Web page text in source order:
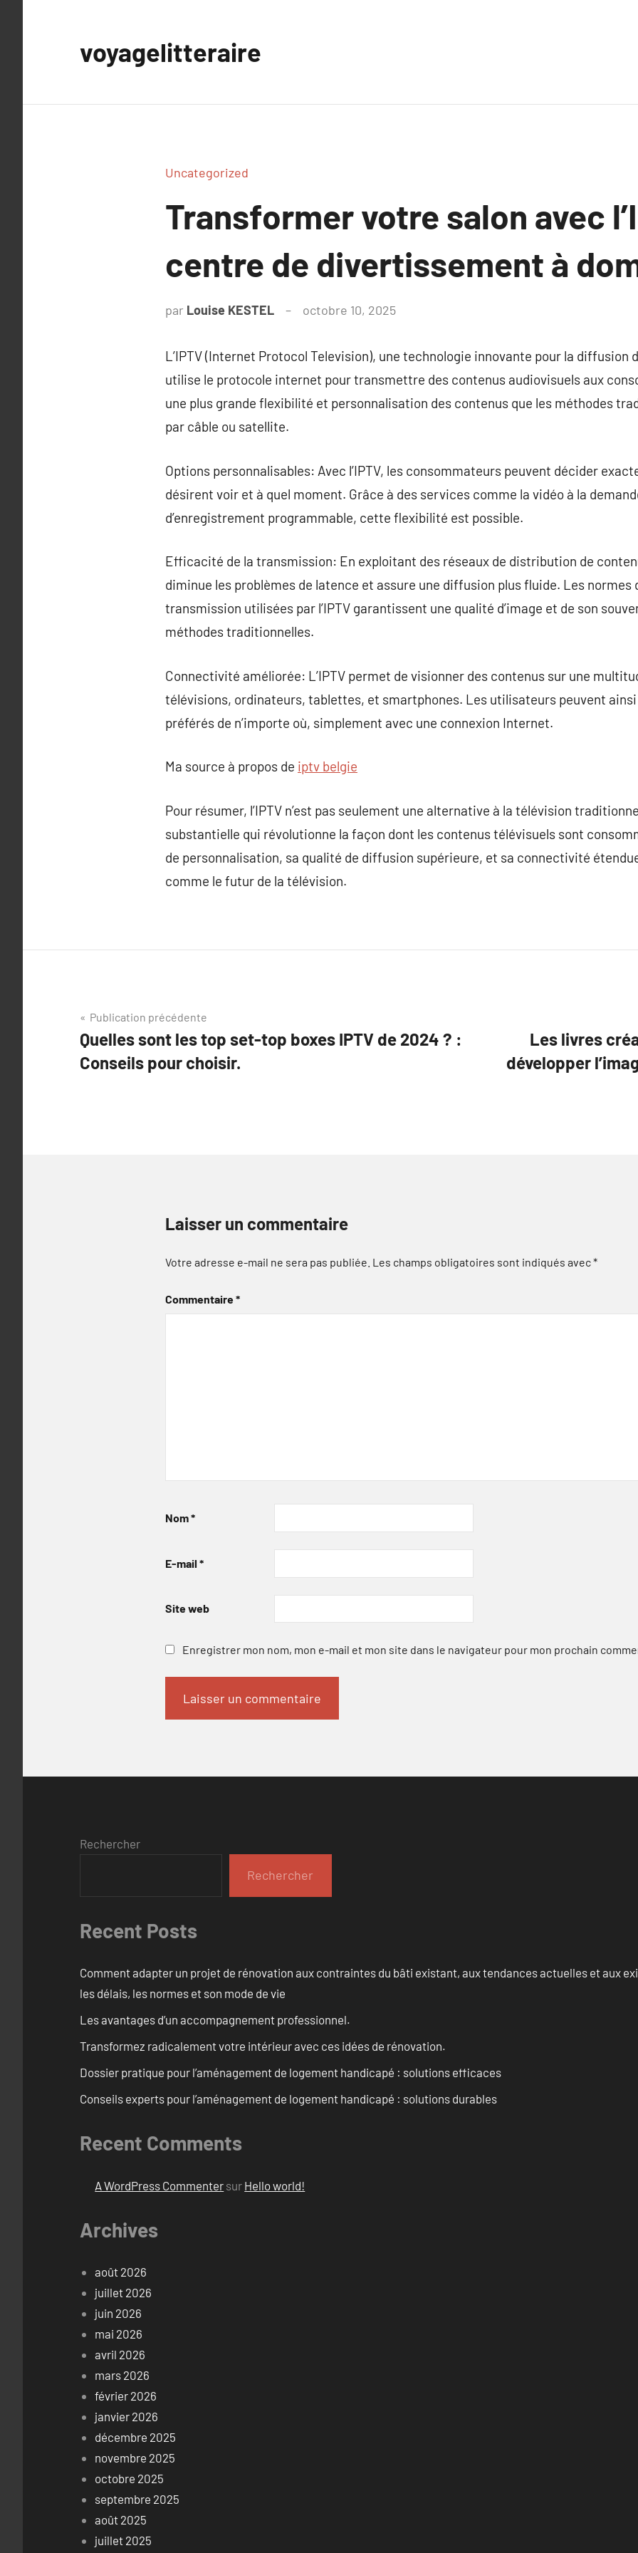
voyagelitteraire
Uncategorized
Transformer votre salon avec
centre de divertissement à
par Louise KESTEL octobre 10, 2025
L’IPTV (Internet Protocol Television), une technologie innovante pour la diffusion
utilise le protocole internet pour transmettre des contenus audiovisuels aux
une plus grande flexibilité et personnalisation des contenus que les méthodes
par câble ou satellite.
Options personnalisables: Avec l’IPTV, les consommateurs peuvent décider
désirent voir et à quel moment. Grâce à des services comme la vidéo à la
d’enregistrement programmable, cette flexibilité est possible.
Efficacité de la transmission: En exploitant des réseaux de distribution de
diminue les problèmes de latence et assure une diffusion plus fluide. Les normes
transmission utilisées par l’IPTV garantissent une qualité d’image et de son
méthodes traditionnelles.
Connectivité améliorée: L’IPTV permet de visionner des contenus sur une
télévisions, ordinateurs, tablettes, et smartphones. Les utilisateurs peuvent
préférés de n’importe où, simplement avec une connexion Internet.
Ma source à propos de iptv belgie
Pour résumer, l’IPTV n’est pas seulement une alternative à la télévision
substantielle qui révolutionne la façon dont les contenus télévisuels sont
de personnalisation, sa qualité de diffusion supérieure, et sa connectivité
comme le futur de la télévision.
Navigation
de
l’article
Publication précédente
Quelles sont les top set-top boxes IPTV de 2024 ? :
Conseils pour choisir.
Les livres
développer
Laisser un commentaire
Votre adresse e-mail ne sera pas publiée. Les champs obligatoires sont indiqués avec*
Commentaire*
Nom*
E-mail *
Site web
Enregistrer mon nom, mon e-mail et mon site dans le navigateur pour mon prochain
Rechercher
Rechercher
Recent Posts
Comment adapter un projet de rénovation aux contraintes du bâti existant, aux tendances actuelles et aux
les délais, les normes et son mode de vie
Les avantages d’un accompagnement professionnel.
Transformez radicalement votre intérieur avec ces idées de rénovation.
Dossier pratique pour l’aménagement de logement handicapé : solutions efficaces
Conseils experts pour l’aménagement de logement handicapé : solutions durables
Recent Comments
A WordPress Commenter sur Hello world!
Archives
août 2026
juillet 2026
juin 2026
mai 2026
avril 2026
mars 2026
février 2026
janvier 2026
décembre 2025
novembre 2025
octobre 2025
septembre 2025
août 2025
juillet 2025